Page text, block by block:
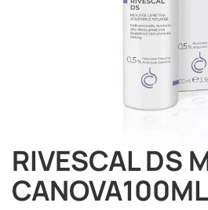
RIVESCAL DS
CANOVA100ML
Vai
all'inizio
della
galleria